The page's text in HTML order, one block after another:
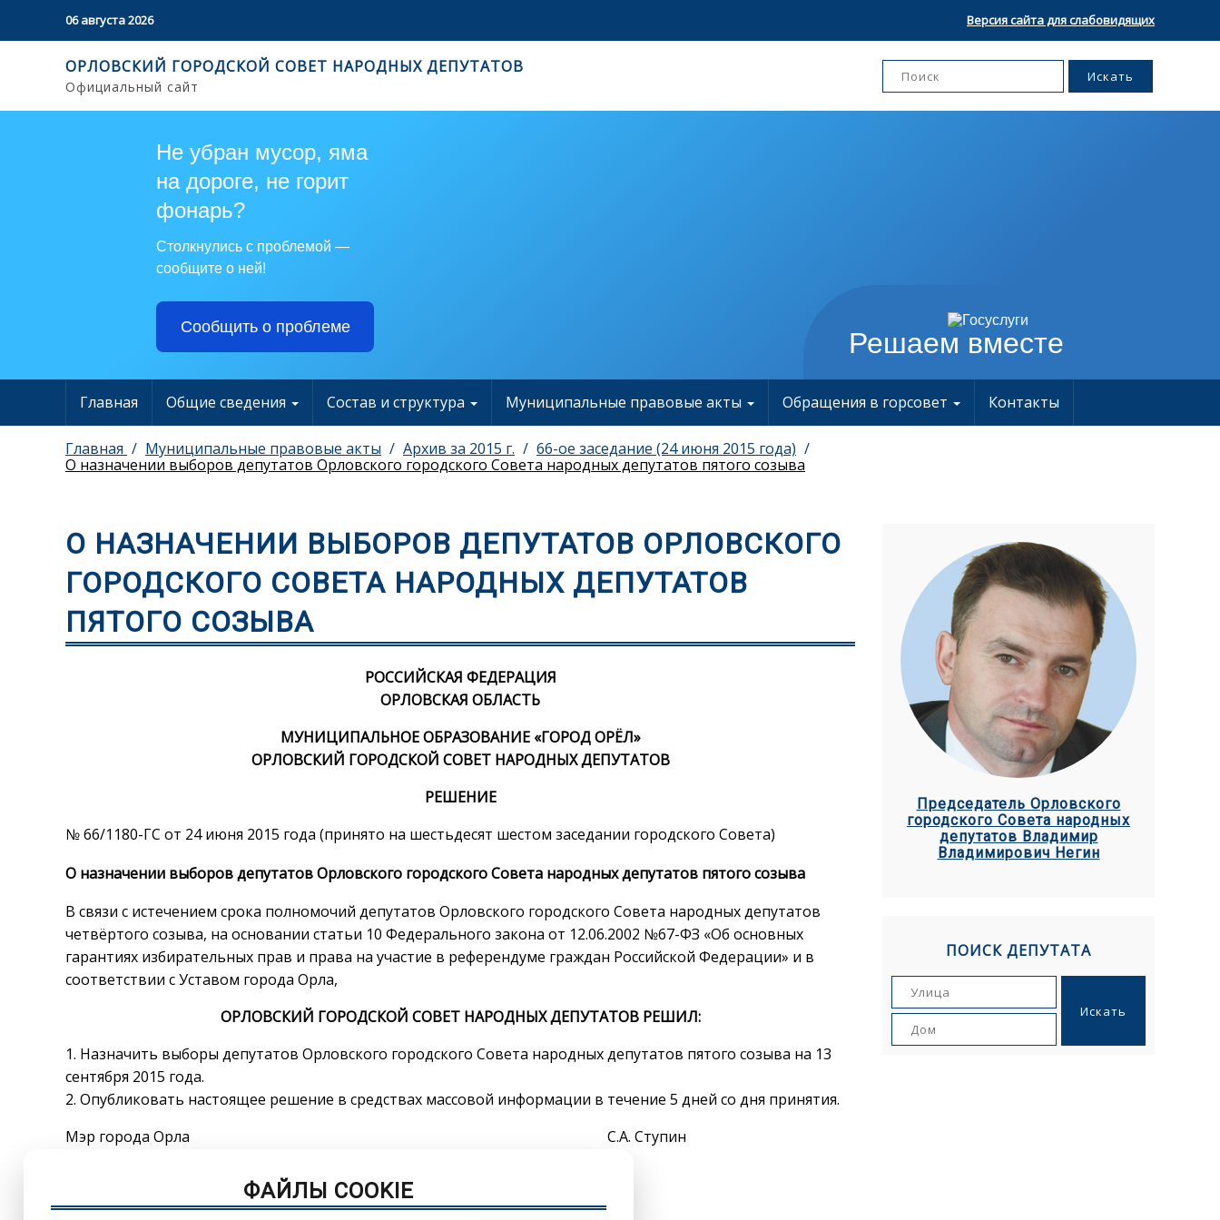
06 августа 2026 Версия сайта для слабовидящих
ОРЛОВСКИЙ ГОРОДСКОЙ СОВЕТ НАРОДНЫХ ДЕПУТАТОВ
Официальный сайт
Решаем вместе
Не убран мусор, яма
на дороге, не горит
фонарь?
Столкнулись с проблемой —
сообщите о ней!
Сообщить о проблеме
Главная Общие сведения Состав и структура Муниципальные правовые акты Обращения в горсовет Контакты
Главная Муниципальные правовые акты Архив за 2015 г.
66-ое заседание (24 июня 2015 года)
О назначении выборов депутатов Орловского городского Совета народных депутатов пятого созыва
О НАЗНАЧЕНИИ ВЫБОРОВ ДЕПУТАТОВ ОРЛОВСКОГО
ГОРОДСКОГО СОВЕТА НАРОДНЫХ ДЕПУТАТОВ
ПЯТОГО СОЗЫВА
РОССИЙСКАЯ ФЕДЕРАЦИЯ
ОРЛОВСКАЯ ОБЛАСТЬ
МУНИЦИПАЛЬНОЕ ОБРАЗОВАНИЕ «ГОРОД ОРЁЛ»
ОРЛОВСКИЙ ГОРОДСКОЙ СОВЕТ НАРОДНЫХ ДЕПУТАТОВ
РЕШЕНИЕ
№ 66/1180-ГС от 24 июня 2015 года (принято на шестьдесят шестом заседании городского Совета)
О назначении выборов депутатов Орловского городского Совета народных депутатов пятого созыва
В связи с истечением срока полномочий депутатов Орловского городского Совета народных депутатов
четвёртого созыва, на основании статьи 10 Федерального закона от 12.06.2002 №67-ФЗ «Об основных
гарантиях избирательных прав и права на участие в референдуме граждан Российской Федерации» и в
соответствии с Уставом города Орла,
ОРЛОВСКИЙ ГОРОДСКОЙ СОВЕТ НАРОДНЫХ ДЕПУТАТОВ РЕШИЛ:
1. Назначить выборы депутатов Орловского городского Совета народных депутатов пятого созыва на 13
сентября 2015 года.
2. Опубликовать настоящее решение в средствах массовой информации в течение 5 дней со дня принятия.
Мэр города Орла С.А. Ступин
Председатель Орловского
городского Совета народных
депутатов Владимир
Владимирович Негин
ПОИСК ДЕПУТАТА
ФАЙЛЫ COOKIE